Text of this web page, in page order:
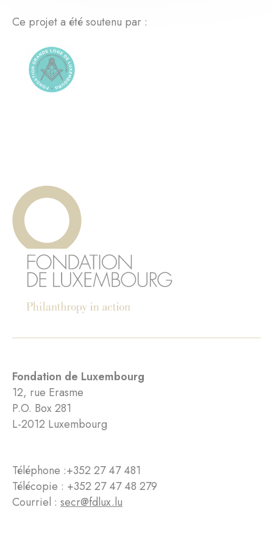
Ce projet a été soutenu par :
Fondation de Luxembourg
12, rue Erasme
P.O. Box 281
L-2012 Luxembourg
Téléphone :+352 27 47 481
Télécopie : +352 27 47 48 279
Courriel : secr@fdlux.lu